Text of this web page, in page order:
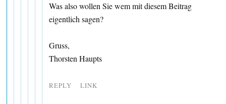
Was also wollen Sie wem mit diesem Beitrag
eigentlich sagen?
Gruss,
Thorsten Haupts
REPLY LINK